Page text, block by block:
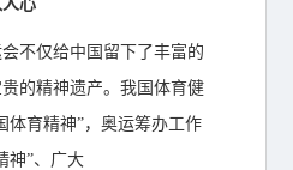
心
不仅给中国留下了丰富的
的精神遗产。我国体育健
体育精神”，奥运筹办工作
神”、广大